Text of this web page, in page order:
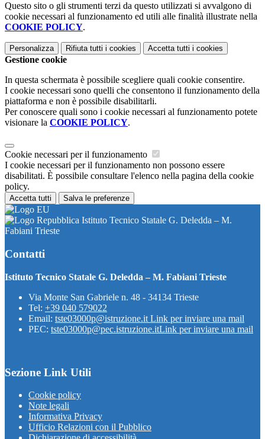
Questo sito o gli strumenti terzi da questo utilizzati si avvalgono di
cookie necessari al funzionamento ed utili alle finalità illustrate nella
COOKIE POLICY.
Personalizza Rifiuta tutti i cookies Accetta tutti i cookies
Gestione cookie
In questa schermata è possibile scegliere quali cookie consentire.
I cookie necessari sono quelli che consentono il funzionamento della
piattaforma e non è possibile disabilitarli.
Per conoscere quali sono i cookie necessari al funzionamento potete
visionare la COOKIE POLICY.
Cookie necessari per il funzionamento
I cookie necessari per il funzionamento non possono essere
disabilitati. È possibile consultare l'elenco nella pagina della cookie
policy.
Accetta tutti Salva le preferenze
Istituto Tecnico Statale G. Deledda – M.
Fabiani Trieste
Contatti
Istituto Tecnico Statale G. Deledda – M. Fabiani Trieste
Via Monte San Gabriele n. 48 - 34134 Trieste
Tel: +39 040 579022
Email: tste03000p@istruzione.it Link per inviare una mail
PEC: tste03000p@pec.istruzione.itLink per inviare una mail
Sezione Link Utili
Cookie policy
Note legali
Informativa Privacy
Ufficio Relazioni con il Pubblico